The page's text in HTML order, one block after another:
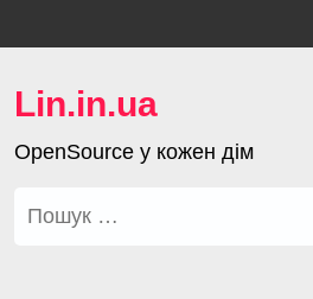
to
Lin.in.ua
OpenSource у кожен дім
Пошук: